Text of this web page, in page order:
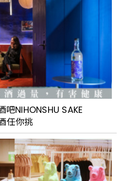
NIHONSHU SAKE
任你挑